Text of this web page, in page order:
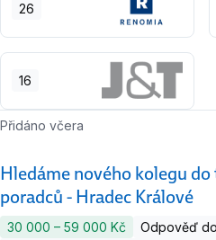
26
16
Hledáme nového kolegu
poradců - Hradec Králové
Přidáno včera
30 000 ‍–‍ 59 000 Kč
Odpověď